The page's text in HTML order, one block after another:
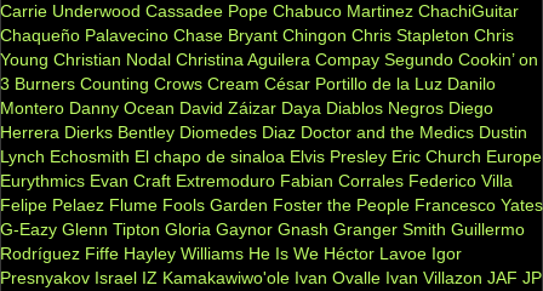
Carrie Underwood Cassadee Pope Chabuco Martinez ChachiGuitar
Chaqueño Palavecino Chase Bryant Chingon Chris Stapleton Chris
Young Christian Nodal Christina Aguilera Compay Segundo Cookin’ on
3 Burners Counting Crows Cream César Portillo de la Luz Danilo
Montero Danny Ocean David Záizar Daya Diablos Negros Diego
Herrera Dierks Bentley Diomedes Diaz Doctor and the Medics Dustin
Lynch Echosmith El chapo de sinaloa Elvis Presley Eric Church Europe
Eurythmics Evan Craft Extremoduro Fabian Corrales Federico Villa
Felipe Pelaez Flume Fools Garden Foster the People Francesco Yates
G-Eazy Glenn Tipton Gloria Gaynor Gnash Granger Smith Guillermo
Rodríguez Fiffe Hayley Williams He Is We Héctor Lavoe Igor
Presnyakov Israel IZ Kamakawiwo'ole Ivan Ovalle Ivan Villazon JAF JP